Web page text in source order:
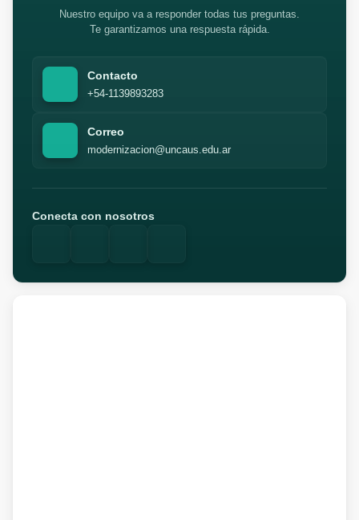
Nuestro equipo va a responder todas tus preguntas.
Te garantizamos una respuesta rápida.
Contacto
+54-1139893283
Correo
modernizacion@uncaus.edu.ar
Conecta con nosotros